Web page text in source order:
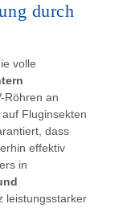
durch
volle
Röhren an
Fluginsekten
dass
effektiv
in
leistungsstarker